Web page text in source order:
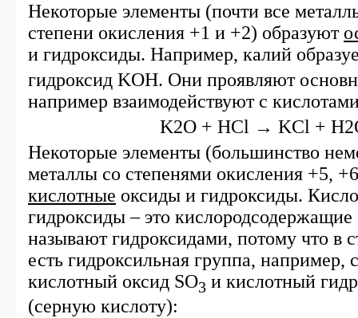
Некоторые элементы (почти все
степени окисления +1 и +2) образуют
и гидроксиды. Например, калий
гидроксид KOH. Они проявляют
например взаимодействуют с
K2O + HCl → KCl +
Некоторые элементы (большинство
металлы со степенями окисления +5,
кислотные оксиды и гидроксиды.
гидроксиды – это
называют гидроксидами, потому что в
есть гидроксильная группа, например,
кислотный оксид SO3 и кислотный
(серную кислоту):